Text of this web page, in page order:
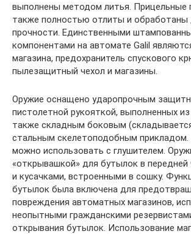
выполнены методом литья. Прицельные
также полностью отлиты и обработаны
прочности. Единственными
компонентами на автомате Galil
магазина, предохранитель спускового
пылезащитный чехол и магазины.
Оружие оснащено ударопрочным
пистолетной рукояткой, выполненных
также складным боковым
стальным скелетоподобным прикладом.
можно использовать с глушителем.
«открывашкой» для бутылок в передней
и кусачками, встроенными в сошку.
бутылок была включена для
повреждения автоматных магазинов,
неопытными гражданскими
открывания бутылок. Использование